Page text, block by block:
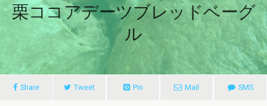
栗ココアデーツブレッドベーグ
ル
Share Tweet Pin Mail SMS